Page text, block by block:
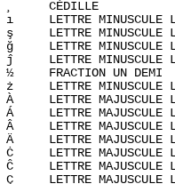
¸     CÉDILLE
LETTRE MINUSCULE
LETTRE MINUSCULE
LETTRE MINUSCULE
LETTRE MINUSCULE
½     FRACTION UN DEMI
LETTRE MINUSCULE
LETTRE MAJUSCULE
LETTRE MAJUSCULE
LETTRE MAJUSCULE
LETTRE MAJUSCULE
LETTRE MAJUSCULE
LETTRE MAJUSCULE
LETTRE MAJUSCULE